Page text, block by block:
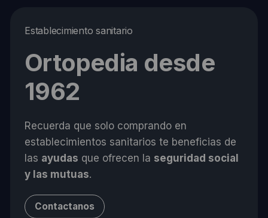
Establecimiento sanitario
Ortopedia desde
1962
Recuerda que solo comprando en
establecimientos sanitarios te beneficias de
las ayudas que ofrecen la seguridad social
y las mutuas.
Contactanos